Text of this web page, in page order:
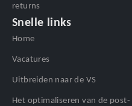
returns
Snelle links
Home
Vacatures
Uitbreiden naar de VS
Het optimaliseren van de post-